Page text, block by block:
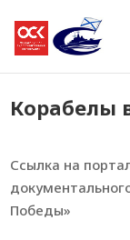
Корабелы
Ссылка на
Победы»